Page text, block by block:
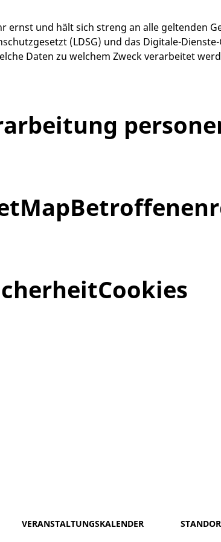
und hält sich streng an alle geltenden
(LDSG) und das Digitale-
Daten zu welchem Zweck verarbeitet
Cookies
VERANSTALTUNGSKALENDER